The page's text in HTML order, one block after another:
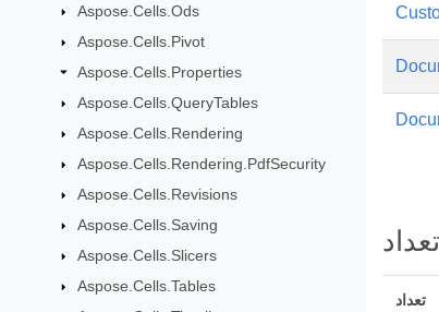
Aspose.Cells.Ods
Aspose.Cells.Pivot
Aspose.Cells.Properties
Aspose.Cells.QueryTables
Aspose.Cells.Rendering
Aspose.Cells.Rendering.PdfSecurity
Aspose.Cells.Revisions
Aspose.Cells.Saving
Aspose.Cells.Slicers
Aspose.Cells.Tables
تعداد
تعداد